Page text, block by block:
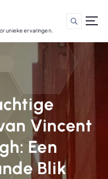
unieke ervaringen.
Vincent
Een
Blik